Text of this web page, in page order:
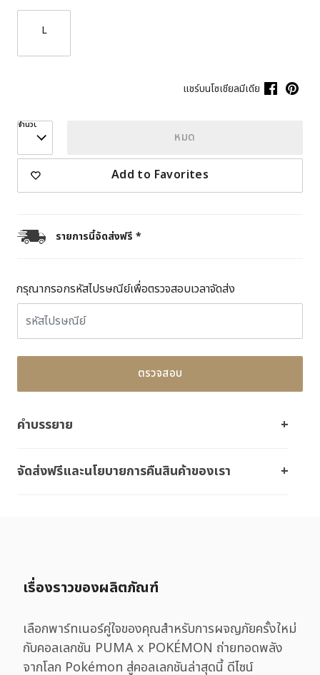
L
แชร์บนโซเชียลมีเดีย
จำนวน
หมด
Add to Favorites
รายการนี้จัดส่งฟรี *
กรุณากรอกรหัสไปรษณีย์เพื่อตรวจสอบเวลาจัดส่ง
ตรวจสอบ
คำบรรยาย
จัดส่งฟรีและนโยบายการคืนสินค้าของเรา
เรื่องราวของผลิตภัณฑ์
เลือกพาร์ทเนอร์คู่ใจของคุณสำหรับการผจญภัยครั้งใหม่
กับคอลเลกชัน PUMA x POKÉMON ถ่ายทอดพลัง
จากโลก Pokémon สู่คอลเลกชันล่าสุดนี้ ดีไซน์